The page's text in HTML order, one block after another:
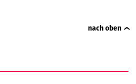
nach oben